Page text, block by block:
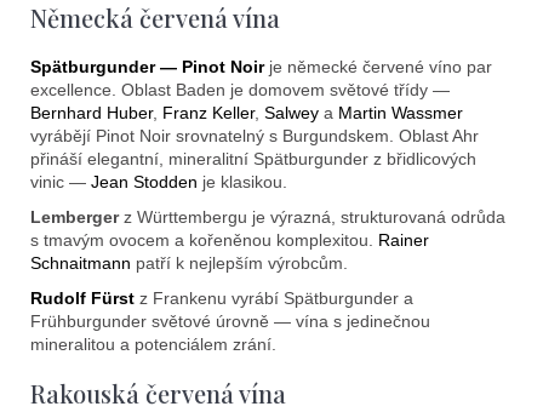
v
ý
p
i
s
u
Německá červená vína
Spätburgunder — Pinot Noirje německé červené víno par
excellence. Oblast Baden je domovem světové třídy —
Bernhard Huber, Franz Keller, Salwey a Martin Wassmer
vyrábějí Pinot Noir srovnatelný s Burgundskem. Oblast Ahr
přináší elegantní, mineralitní Spätburgunder z břidlicových
vinic — Jean Stodden je klasikou.
Lembergerz Württembergu je výrazná, strukturovaná odrůda
s tmavým ovocem a kořeněnou komplexitou. Rainer
Schnaitmann patří k nejlepším výrobcům.
Rudolf Fürst z Frankenu vyrábí Spätburgunder a
Frühburgunder světové úrovně — vína s jedinečnou
mineralitou a potenciálem zrání.
Rakouská červená vína